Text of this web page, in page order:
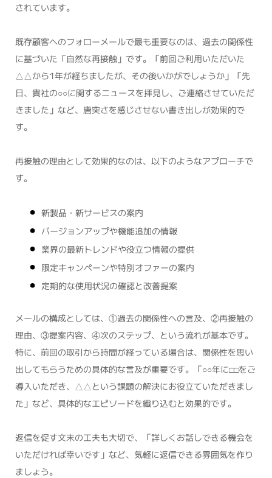
されています。
既存顧客へのフォローメールで最も重要なのは、過去の関係性
に基づいた「自然な再接触」です。「前回ご利用いただいた
△△から1年が経ちましたが、その後いかがでしょうか」「先
日、貴社の○○に関するニュースを拝見し、ご連絡させていただ
きました」など、唐突さを感じさせない書き出しが効果的で
す。
再接触の理由として効果的なのは、以下のようなアプローチで
す。
新製品・新サービスの案内
バージョンアップや機能追加の情報
業界の最新トレンドや役立つ情報の提供
限定キャンペーンや特別オファーの案内
定期的な使用状況の確認と改善提案
メールの構成としては、①過去の関係性への言及、②再接触の
理由、③提案内容、④次のステップ、という流れが基本です。
特に、前回の取引から時間が経っている場合は、関係性を思い
出してもらうための具体的な言及が重要です。「○○年に□□をご
導入いただき、△△という課題の解決にお役立ていただきまし
た」など、具体的なエピソードを織り込むと効果的です。
返信を促す文末の工夫も大切で、「詳しくお話しできる機会を
いただければ幸いです」など、気軽に返信できる雰囲気を作り
ましょう。